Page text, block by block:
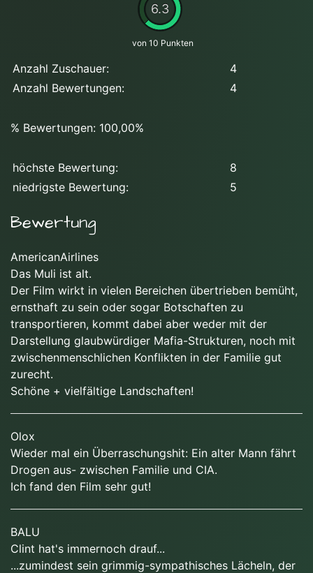
6.3
von 10 Punkten
Anzahl Zuschauer:
4
Anzahl Bewertungen:
4
% Bewertungen: 100,00%
höchste Bewertung:
8
niedrigste Bewertung:
5
Bewertung
AmericanAirlines
Das Muli ist alt.
Der Film wirkt in vielen Bereichen übertrieben bemüht,
ernsthaft zu sein oder sogar Botschaften zu
transportieren, kommt dabei aber weder mit der
Darstellung glaubwürdiger Mafia-Strukturen, noch mit
zwischenmenschlichen Konflikten in der Familie gut
zurecht.
Schöne + vielfältige Landschaften!
Olox
Wieder mal ein Überraschungshit: Ein alter Mann fährt
Drogen aus- zwischen Familie und CIA.
Ich fand den Film sehr gut!
BALU
Clint hat's immernoch drauf...
...zumindest sein grimmig-sympathisches Lächeln, der